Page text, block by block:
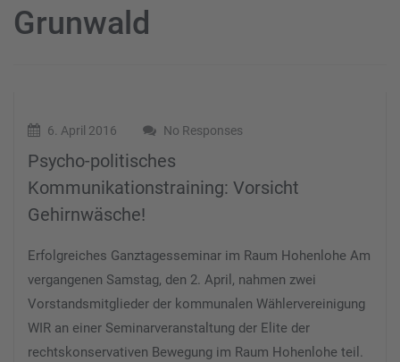
Grunwald
6. April 2016 No Responses
Psycho-politisches
Kommunikationstraining: Vorsicht
Gehirnwäsche!
Erfolgreiches Ganztagesseminar im Raum Hohenlohe Am
vergangenen Samstag, den 2. April, nahmen zwei
Vorstandsmitglieder der kommunalen Wählervereinigung
WIR an einer Seminarveranstaltung der Elite der
rechtskonservativen Bewegung im Raum Hohenlohe teil.